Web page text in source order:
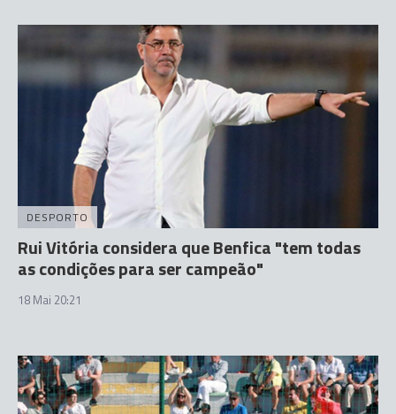
DESPORTO
Rui Vitória considera que Benfica "tem todas
as condições para ser campeão"
18 Mai 20:21